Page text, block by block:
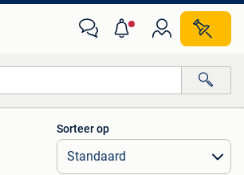
Alle afstanden…
Sorteer op